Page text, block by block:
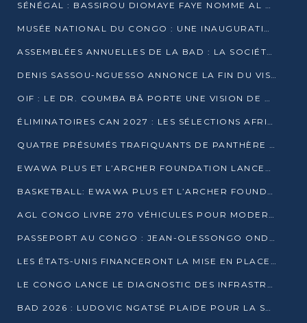
SÉNÉGAL : BASSIROU DIOMAYE FAYE NOMME AL AMINOU LÔ PREMIER MINISTRE
MUSÉE NATIONAL DU CONGO : UNE INAUGURATION PORTEUSE D’ESPOIR POUR LA CULTURE
ASSEMBLÉES ANNUELLES DE LA BAD : LA SOCIÉTÉ CIVILE CONGOLAISE À LA RECHERCHE DE PARTENAIRES POUR SES PROJETS
DENIS SASSOU-NGUESSO ANNONCE LA FIN DU VISA POUR LES AFRICAINS EN 2027
OIF : LE DR. COUMBA BÂ PORTE UNE VISION DE DIALOGUE, DE STABILITÉ ET DE RÉFORME À LA TÊTE
ÉLIMINATOIRES CAN 2027 : LES SÉLECTIONS AFRICAINES CONNAISSENT LEURS ADVERSAIRES
QUATRE PRÉSUMÉS TRAFIQUANTS DE PANTHÈRE ARRÊTÉS À EWO
EWAWA PLUS ET L’ARCHER FOUNDATION LANCENT UN CAMP DE BASKET POUR LES JEUNES À BRAZZAVILLE
BASKETBALL: EWAWA PLUS ET L’ARCHER FOUNDATION LANCENT UN CAMP POUR LES JEUNES
AGL CONGO LIVRE 270 VÉHICULES POUR MODERNISER LE TRANSPORT URBAIN
PASSEPORT AU CONGO : JEAN-OLESSONGO ONDAYE VEUT METTRE FIN AUX LENTEURS ADMINISTRATIVES
LES ÉTATS-UNIS FINANCERONT LA MISE EN PLACE DE JUSQU’À 50 CLINIQUES DE LUTTE CONTRE L’EBOLA
LE CONGO LANCE LE DIAGNOSTIC DES INFRASTRUCTURES SPORTIVES DU COMPLEXE DE KINTÉLÉ
BAD 2026 : LUDOVIC NGATSÉ PLAIDE POUR LA SOUVERAINETÉ FINANCIÈRE AFRICAINE